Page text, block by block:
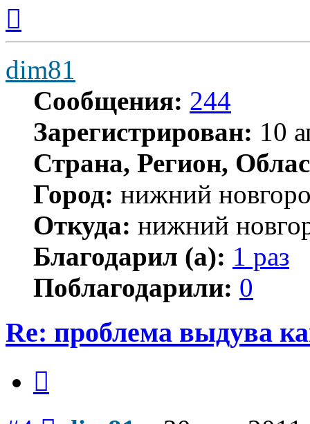
началу
dim81
Сообщения: 244
Зарегистрирован: 10
Страна, Регион,
Город: нижний
Откуда: нижний
Благодарил (а): 1 раз
Поблагодарили: 0
Re: проблема выдува